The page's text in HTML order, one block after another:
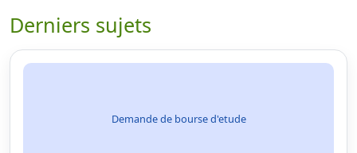
Derniers sujets
Demande de bourse d'etude